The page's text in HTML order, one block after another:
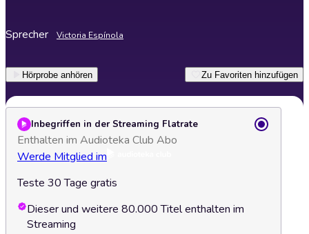
Sprecher Victoria Espínola
Hörprobe anhören Zu Favoriten hinzufügen
Inbegriffen in der Streaming Flatrate
Enthalten im Audioteka Club Abo
Werde Mitglied im
Teste 30 Tage gratis
Dieser und weitere 80.000 Titel enthalten im
Streaming